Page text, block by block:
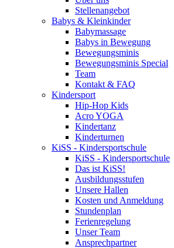
Stellenangebot
Babys & Kleinkinder
Babymassage
Babys in Bewegung
Bewegungsminis
Bewegungsminis Special
Team
Kontakt & FAQ
Kindersport
Hip-Hop Kids
Acro YOGA
Kindertanz
Kinderturnen
KiSS - Kindersportschule
KiSS - Kindersportschule
Das ist KiSS!
Ausbildungsstufen
Unsere Hallen
Kosten und Anmeldung
Stundenplan
Ferienregelung
Unser Team
Ansprechpartner